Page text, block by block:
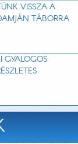
VISSZA A
TÁBORRA
GYALOGOS